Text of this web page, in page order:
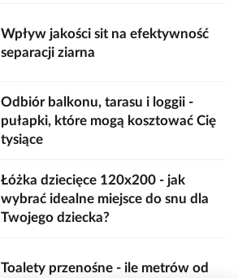
Wpływ jakości sit na efektywność
separacji ziarna
Odbiór balkonu, tarasu i loggii -
pułapki, które mogą kosztować Cię
tysiące
Łóżka dziecięce 120x200 - jak
wybrać idealne miejsce do snu dla
Twojego dziecka?
Toalety przenośne - ile metrów od